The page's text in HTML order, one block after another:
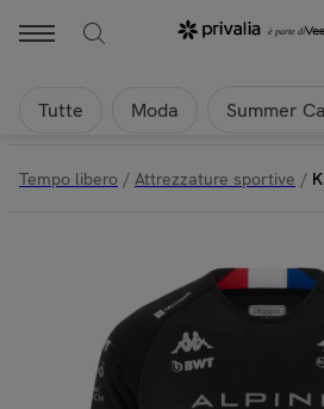
Tutte Moda Summer
Tempo libero / Attrezzature sportive /